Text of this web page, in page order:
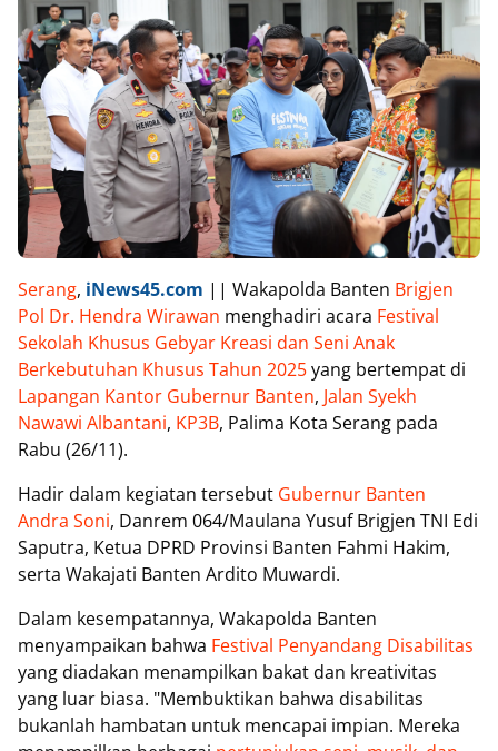
Serang, iNews45.com || Wakapolda Banten Brigjen
Pol Dr. Hendra Wirawan menghadiri acara Festival
Sekolah Khusus Gebyar Kreasi dan Seni Anak
Berkebutuhan Khusus Tahun 2025yang bertempat di
Lapangan Kantor Gubernur Banten, Jalan Syekh
Nawawi Albantani, KP3B, Palima Kota Serang pada
Rabu (26/11).
Hadir dalam kegiatan tersebut Gubernur Banten
Andra Soni, Danrem 064/Maulana Yusuf Brigjen TNI Edi
Saputra, Ketua DPRD Provinsi Banten Fahmi Hakim,
serta Wakajati Banten Ardito Muwardi.
Dalam kesempatannya, Wakapolda Banten
menyampaikan bahwa Festival Penyandang Disabilitas
yang diadakan menampilkan bakat dan kreativitas
yang luar biasa. "Membuktikan bahwa disabilitas
bukanlah hambatan untuk mencapai impian. Mereka